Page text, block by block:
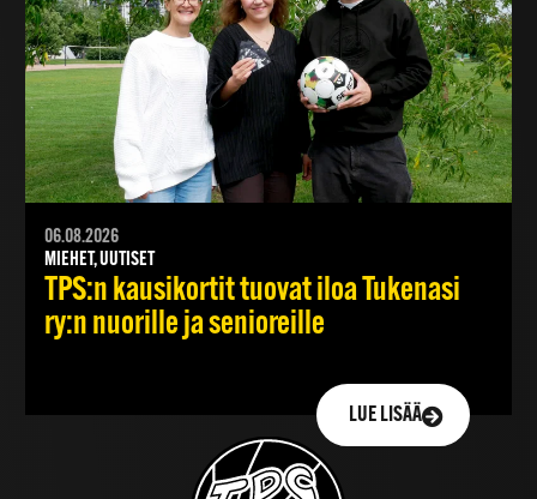
06.08.2026
MIEHET, UUTISET
TPS:n kausikortit tuovat iloa Tukenasi
ry:n nuorille ja senioreille
LUE LISÄÄ